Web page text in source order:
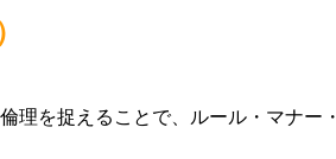
理を捉えることで、ルール・マナー・